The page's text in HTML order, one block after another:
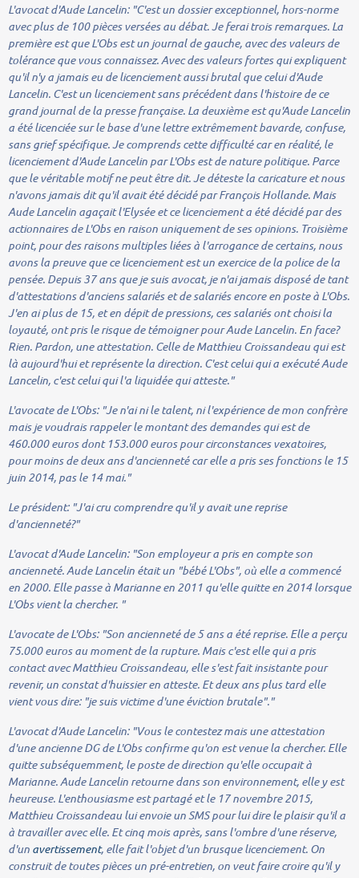
L'avocat d'Aude Lancelin:"C'est un dossier exceptionnel, hors-norme
avec plus de 100 pièces versées au débat. Je ferai trois remarques. La
première est que L'Obs est un journal de gauche, avec des valeurs de
tolérance que vous connaissez. Avec des valeurs fortes qui expliquent
qu'il n'y a jamais eu de licenciement aussi brutal que celui d'Aude
Lancelin. C'est un licenciement sans précédent dans l'histoire de ce
grand journal de la presse française. La deuxième est qu'Aude Lancelin
a été licenciée sur le base d'une lettre extrêmement bavarde, confuse,
sans grief spécifique. Je comprends cette difficulté car en réalité, le
licenciement d'Aude Lancelin par L'Obs est de nature politique. Parce
que le véritable motif ne peut être dit. Je déteste la caricature et nous
n'avons jamais dit qu'il avait été décidé par François Hollande. Mais
Aude Lancelin agaçait l'Elysée et ce licenciement a été décidé par des
actionnaires de L'Obs en raison uniquement de ses opinions. Troisième
point, pour des raisons multiples liées à l'arrogance de certains, nous
avons la preuve que ce licenciement est un exercice de la police de la
pensée. Depuis 37 ans que je suis avocat, je n'ai jamais disposé de tant
d'attestations d'anciens salariés et de salariés encore en poste à L'Obs.
J'en ai plus de 15, et en dépit de pressions, ces salariés ont choisi la
loyauté, ont pris le risque de témoigner pour Aude Lancelin. En face?
Rien. Pardon, une attestation. Celle de Matthieu Croissandeau qui est
là aujourd'hui et représente la direction. C'est celui qui a exécuté Aude
Lancelin, c'est celui qui l'a liquidée qui atteste."
L'avocate de L'Obs:"Je n'ai ni le talent, ni l'expérience de mon confrère
mais je voudrais rappeler le montant des demandes qui est de
460.000 euros dont 153.000 euros pour circonstances vexatoires,
pour moins de deux ans d'ancienneté car elle a pris ses fonctions le 15
juin 2014, pas le 14 mai."
Le président:"J'ai cru comprendre qu'il y avait une reprise
d'ancienneté?"
L'avocat d'Aude Lancelin:"Son employeur a pris en compte son
ancienneté. Aude Lancelin était un "bébé L'Obs", où elle a commencé
en 2000. Elle passe à Marianne en 2011 qu'elle quitte en 2014 lorsque
L'Obs vient la chercher. "
L'avocate de L'Obs:"Son ancienneté de 5 ans a été reprise. Elle a perçu
75.000 euros au moment de la rupture. Mais c'est elle qui a pris
contact avec Matthieu Croissandeau, elle s'est fait insistante pour
revenir, un constat d'huissier en atteste. Et deux ans plus tard elle
vient vous dire:"je suis victime d'une éviction brutale"."
L'avocat d'Aude Lancelin:"Vous le contestez mais une attestation
d'une ancienne DG de L'Obs confirme qu'on est venue la chercher. Elle
quitte subséquemment, le poste de direction qu'elle occupait à
Marianne. Aude Lancelin retourne dans son environnement, elle y est
heureuse. L'enthousiasme est partagé et le 17 novembre 2015,
Matthieu Croissandeau lui envoie un SMS pour lui dire le plaisir qu'il a
à travailler avec elle. Et cinq mois après, sans l'ombre d'une réserve,
d'un avertissement, elle fait l'objet d'un brusque licenciement. On
construit de toutes pièces un pré-entretien, on veut faire croire qu'il y